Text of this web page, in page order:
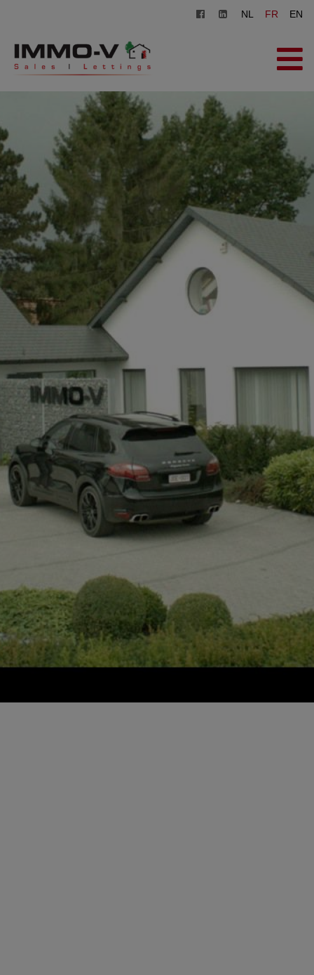
NL FR EN
ACCUEIL
À VENDRE
AGENCE
INSCRIPTION
CONTACT
ESTIMATION GRATUITE
+32497142921
NL FR